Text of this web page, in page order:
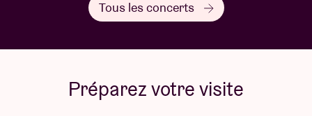
Tous les concerts
Préparez votre visite